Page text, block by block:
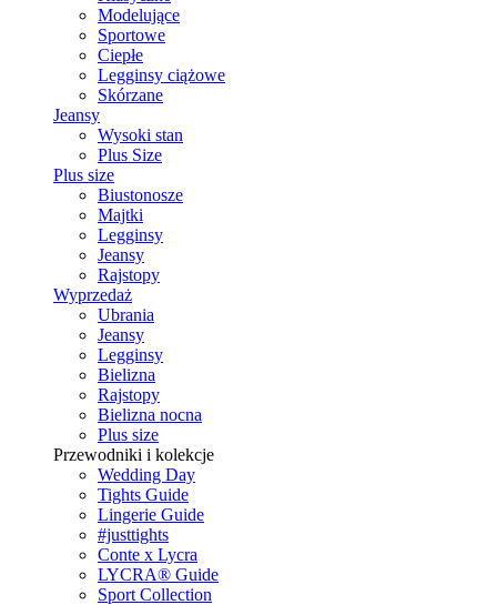
Modelujące
Sportowe
Ciepłe
Legginsy ciążowe
Skórzane
Jeansy
Wysoki stan
Plus Size
Plus size
Biustonosze
Majtki
Legginsy
Jeansy
Rajstopy
Wyprzedaż
Ubrania
Jeansy
Legginsy
Bielizna
Rajstopy
Bielizna nocna
Plus size
Przewodniki i kolekcje
Wedding Day
Tights Guide
Lingerie Guide
#justtights
Conte x Lycra
LYCRA® Guide
Sport Сollection